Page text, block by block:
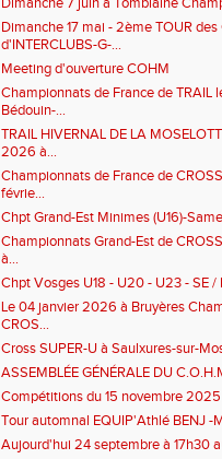
Dimanche 17 mai - 2ème TOUR
d'INTERCLUBS-G-...
Meeting d'ouverture COHM
Championnats de France de TRAIL
Bédouin-...
TRAIL HIVERNAL DE LA
2026 à...
Championnats de France de
févrie...
Chpt Grand-Est Minimes (U16)-
Championnats Grand-Est de
à...
Chpt Vosges U18 - U20 - U23 - SE
Le 04 janvier 2026 à Bruyères
CROS...
Cross SUPER-U à Saulxures-sur-
ASSEMBLÉE GÉNÉRALE DU
Compétitions du 15 novembre 2025
Tour automnal EQUIP'Athlé BENJ -
Aujourd'hui 24 septembre à 17h30